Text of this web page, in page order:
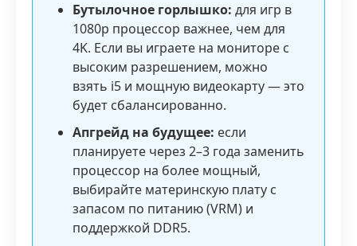
Бутылочное горлышко: для игр в
1080p процессор важнее, чем для
4K. Если вы играете на мониторе с
высоким разрешением, можно
взять i5 и мощную видеокарту — это
будет сбалансированно.
Апгрейд на будущее: если
планируете через 2–3 года заменить
процессор на более мощный,
выбирайте материнскую плату с
запасом по питанию (VRM) и
поддержкой DDR5.